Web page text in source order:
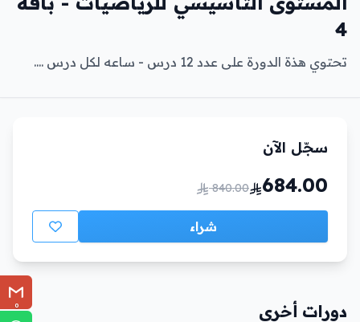
4
تحتوي هذة الدورة على عدد 12 درس - ساعه لكل درس ....
سجّل الآن
684.00
840.00
شراء
دورات أخرى 0